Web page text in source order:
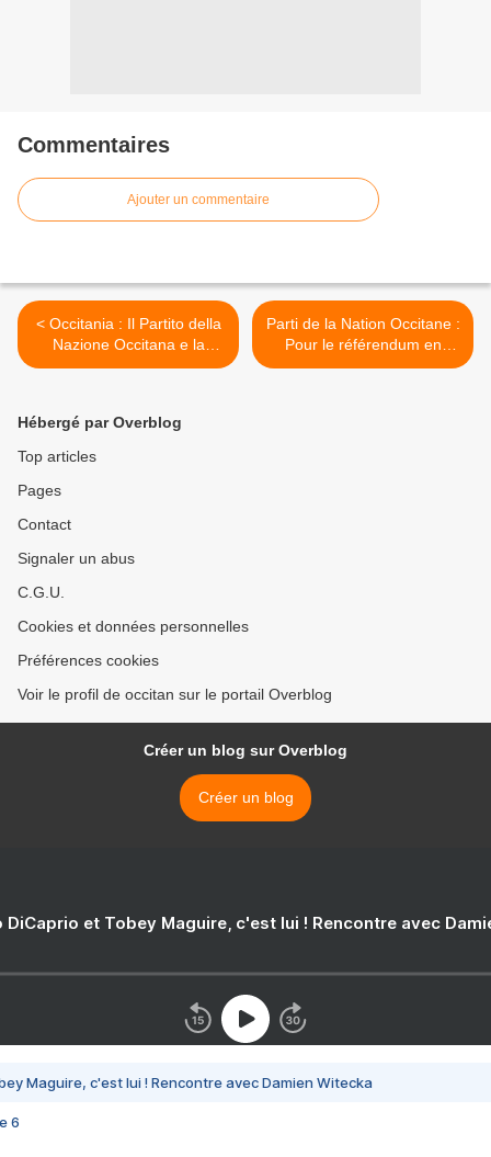
Commentaires
Ajouter un commentaire
< Occitania : Il Partito della
Nazione Occitana e la
riforma della fiscalità
Parti de la Nation Occitane :
Pour le référendum en
Catalogne >
Hébergé par Overblog
Top articles
Pages
Contact
Signaler un abus
C.G.U.
Cookies et données personnelles
Préférences cookies
Voir le profil de occitan sur le portail Overblog
Créer un blog sur Overblog
Créer un blog
DiCaprio et Tobey Maguire, c'est lui ! Rencontre avec
Maguire, c'est lui ! Rencontre avec Damien Witecka
6